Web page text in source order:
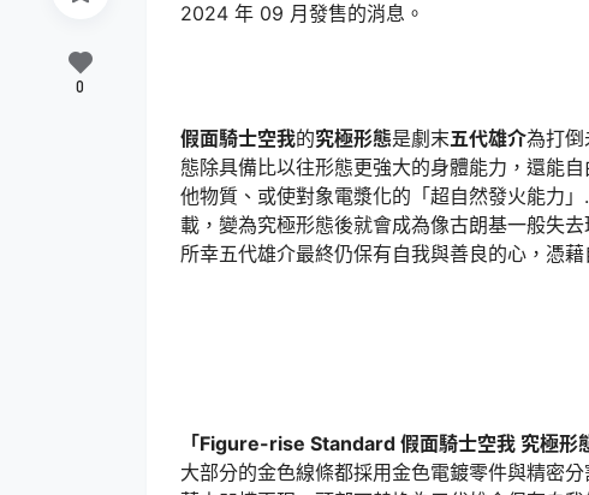
2024 年 09 月發售的消息。
假面騎士空我的究極形態是劇末五代雄介為打
態除具備比以往形態更強大的身體能力，還能
他物質、或使對象電漿化的「超自然發火能力
載，變為究極形態後就會成為像古朗基一般失
所幸五代雄介最終仍保有自我與善良的心，憑
「Figure-rise Standard 假面騎士空我 究極形
大部分的金色線條都採用金色電鍍零件與精密
0